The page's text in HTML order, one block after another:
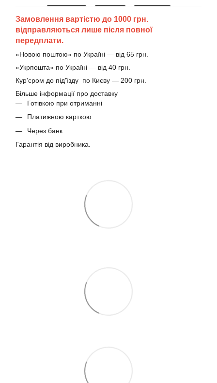
Замовлення вартістю до 1000 грн.
відправляються лише після повної
передплати.
«Новою поштою» по Україні — від 65 грн.
«Укрпошта» по Україні — від 40 грн.
Кур'єром до під'їзду по Києву — 200 грн.
Більше інформації про доставку
Готівкою при отриманні
Платижною карткою
Через банк
Гарантія від виробника.